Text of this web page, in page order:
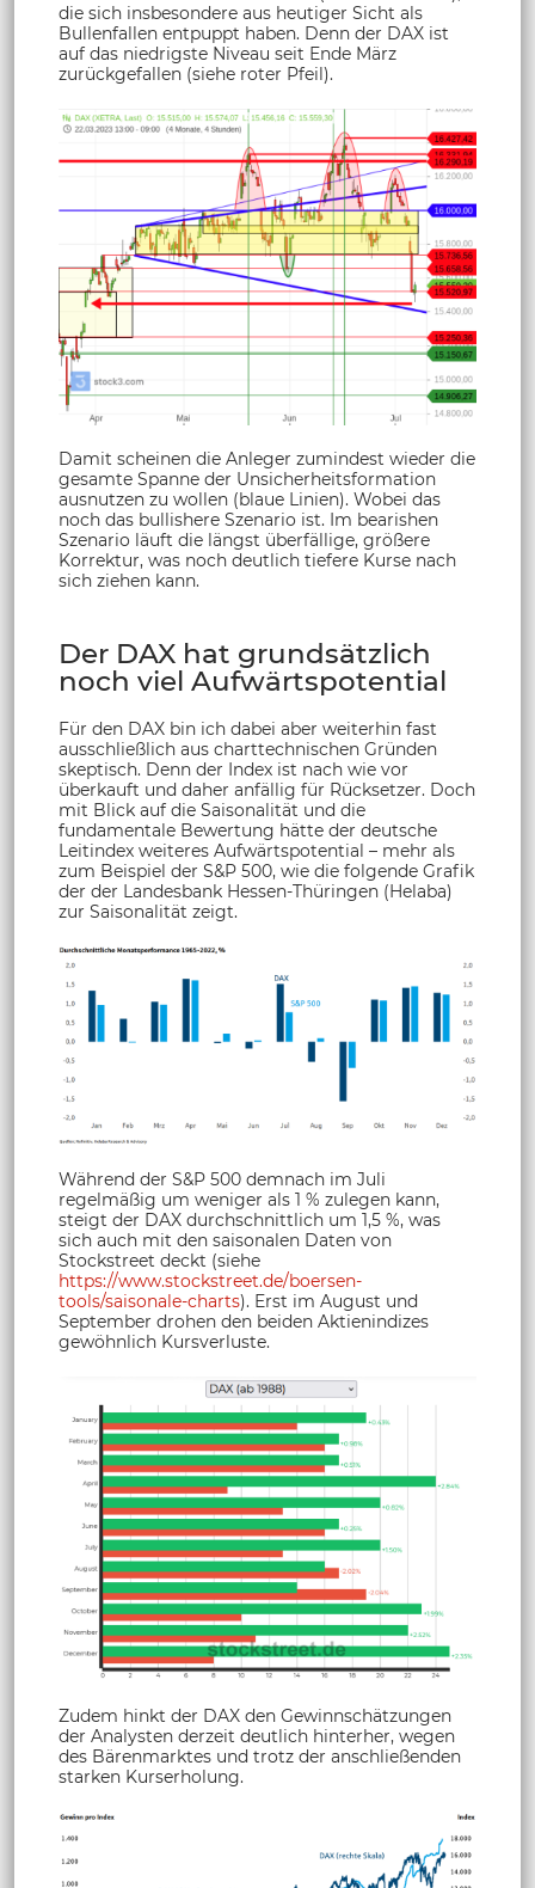
die sich insbesondere aus heutiger Sicht als
Bullenfallen entpuppt haben. Denn der DAX ist
auf das niedrigste Niveau seit Ende März
zurückgefallen (siehe roter Pfeil).
Damit scheinen die Anleger zumindest wieder die
gesamte Spanne der Unsicherheitsformation
ausnutzen zu wollen (blaue Linien). Wobei das
noch das bullishere Szenario ist. Im bearishen
Szenario läuft die längst überfällige, größere
Korrektur, was noch deutlich tiefere Kurse nach
sich ziehen kann.
Der DAX hat grundsätzlich
noch viel Aufwärtspotential
Für den DAX bin ich dabei aber weiterhin fast
ausschließlich aus charttechnischen Gründen
skeptisch. Denn der Index ist nach wie vor
überkauft und daher anfällig für Rücksetzer. Doch
mit Blick auf die Saisonalität und die
fundamentale Bewertung hätte der deutsche
Leitindex weiteres Aufwärtspotential – mehr als
zum Beispiel der S&P 500, wie die folgende Grafik
der der Landesbank Hessen-Thüringen (Helaba)
zur Saisonalität zeigt.
Während der S&P 500 demnach im Juli
regelmäßig um weniger als 1 % zulegen kann,
steigt der DAX durchschnittlich um 1,5 %, was
sich auch mit den saisonalen Daten von
Stockstreet deckt (siehe
https://www.stockstreet.de/boersen-
tools/saisonale-charts). Erst im August und
September drohen den beiden Aktienindizes
gewöhnlich Kursverluste.
Zudem hinkt der DAX den Gewinnschätzungen
der Analysten derzeit deutlich hinterher, wegen
des Bärenmarktes und trotz der anschließenden
starken Kurserholung.